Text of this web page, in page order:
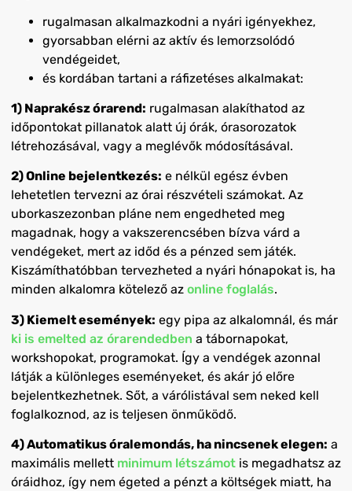
rugalmasan alkalmazkodni a nyári igényekhez,
gyorsabban elérni az aktív és lemorzsolódó
vendégeidet,
és kordában tartani a ráfizetéses alkalmakat:
1) Naprakész órarend: rugalmasan alakíthatod az
időpontokat pillanatok alatt új órák, órasorozatok
létrehozásával, vagy a meglévők módosításával.
2) Online bejelentkezés: e nélkül egész évben
lehetetlen tervezni az órai részvételi számokat. Az
uborkaszezonban pláne nem engedheted meg
magadnak, hogy a vakszerencsében bízva várd a
vendégeket, mert az időd és a pénzed sem játék.
Kiszámíthatóbban tervezheted a nyári hónapokat is, ha
minden alkalomra kötelező az online foglalás.
3) Kiemelt események: egy pipa az alkalomnál, és már
ki is emelted az órarendedben a tábornapokat,
workshopokat, programokat. Így a vendégek azonnal
látják a különleges eseményeket, és akár jó előre
bejelentkezhetnek. Sőt, a várólistával sem neked kell
foglalkoznod, az is teljesen önműködő.
4) Automatikus óralemondás, ha nincsenek elegen: a
maximális mellett minimum létszámot is megadhatsz az
óráidhoz, így nem égeted a pénzt a költségek miatt, ha